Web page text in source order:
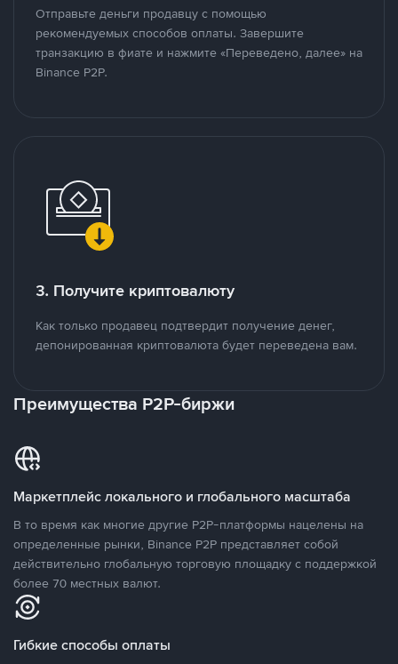
Отправьте деньги продавцу с помощью
рекомендуемых способов оплаты. Завершите
транзакцию в фиате и нажмите «Переведено, далее» на
Binance P2P.
3. Получите криптовалюту
Как только продавец подтвердит получение денег,
депонированная криптовалюта будет переведена вам.
Преимущества P2P-биржи
Маркетплейс локального и глобального масштаба
В то время как многие другие P2P-платформы нацелены на
определенные рынки, Binance P2P представляет собой
действительно глобальную торговую площадку с поддержкой
более 70 местных валют.
Гибкие способы оплаты